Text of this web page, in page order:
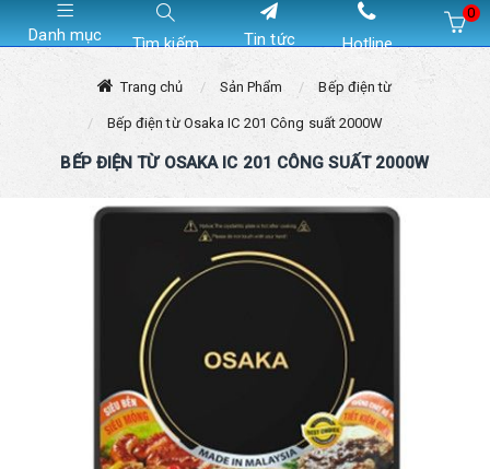
Danh mục Tìm kiếm Tin tức Hotline
0
Trang chủ Sản Phẩm Bếp điện từ
Bếp điện từ Osaka IC 201 Công suất 2000W
BẾP ĐIỆN TỪ OSAKA IC 201 CÔNG SUẤT 2000W